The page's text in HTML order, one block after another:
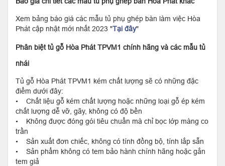
Xem bảng báo giá các mẫu tủ phụ ghép bàn làm việc Hòa
Phát cập nhật mới nhất 2023 "Tại đây"
Phân biệt tủ gỗ Hòa Phát TPVM1 chính hãng và các mẫu tủ
nhái
Tủ gỗ Hòa Phát TPVM1 kém chất lượng sẽ có những đặc
điểm dưới đây:
• Chất liệu gỗ kém chất lượng hoặc những loại gỗ ép kém
chất lượng dễ vỡ, gãy, không có độ bền
• Không được đóng gói tiêu chuẩn mà chỉ bọc lớp màng co
trần
• Sản xuất đơn chiếc, không có tính đồng bộ, tính lắp sẵn
• Sản phẩm không có tem bảo hành chính hãng hoặc gắn
tem giả